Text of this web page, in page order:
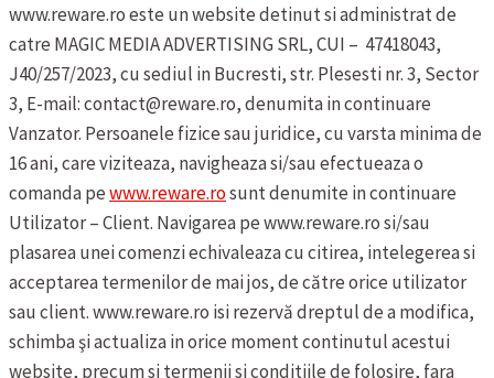
www.reware.ro este un website detinut si administrat de
catre MAGIC MEDIA ADVERTISING SRL, CUI – 47418043,
J40/257/2023, cu sediul in Bucresti, str. Plesesti nr. 3, Sector
3, E-mail: contact@reware.ro, denumita in continuare
Vanzator. Persoanele fizice sau juridice, cu varsta minima de
16 ani, care viziteaza, navigheaza si/sau efectueaza o
comanda pewww.reware.rosunt denumite in continuare
Utilizator – Client. Navigarea pe www.reware.ro si/sau
plasarea unei comenzi echivaleaza cu citirea, intelegerea si
acceptarea termenilor de mai jos, de către orice utilizator
sau client.www.reware.ro isi rezervă dreptul de a modifica,
schimba şi actualiza in orice moment continutul acestui
website, precum si termenii si conditiile de folosire, fara